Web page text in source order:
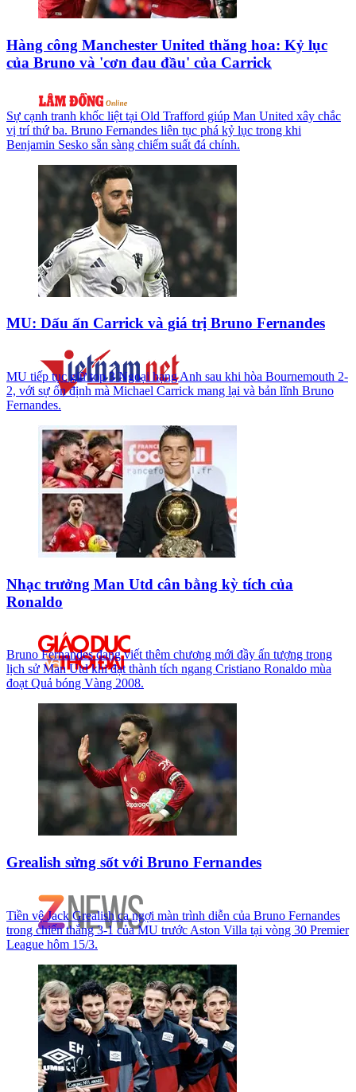
Hàng công Manchester United thăng hoa: Kỷ lục
của Bruno và 'cơn đau đầu' của Carrick
Sự cạnh tranh khốc liệt tại Old Trafford giúp Man United xây chắc
vị trí thứ ba. Bruno Fernandes liên tục phá kỷ lục trong khi
Benjamin Sesko sẵn sàng chiếm suất đá chính.
MU: Dấu ấn Carrick và giá trị Bruno Fernandes
MU tiếp tục giữ top 3 Ngoại hạng Anh sau khi hòa Bournemouth 2-
2, với sự ổn định mà Michael Carrick mang lại và bản lĩnh Bruno
Fernandes.
Nhạc trưởng Man Utd cân bằng kỳ tích của
Ronaldo
Bruno Fernandes đang viết thêm chương mới đầy ấn tượng trong
lịch sử Man Utd khi đạt thành tích ngang Cristiano Ronaldo mùa
đoạt Quả bóng Vàng 2008.
Grealish sửng sốt với Bruno Fernandes
Tiền vệ Jack Grealish ca ngợi màn trình diễn của Bruno Fernandes
trong chiến thắng 3-1 của MU trước Aston Villa tại vòng 30 Premier
League hôm 15/3.